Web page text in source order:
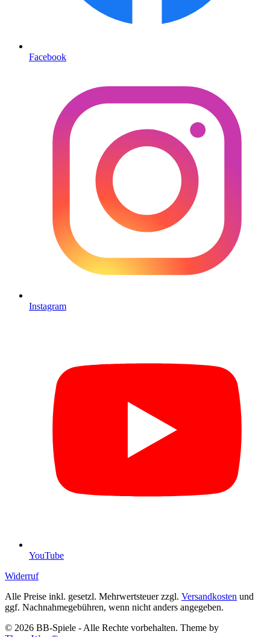
Facebook
Instagram
YouTube
Widerruf
Alle Preise inkl. gesetzl. Mehrwertsteuer zzgl. Versandkosten und
ggf. Nachnahmegebühren, wenn nicht anders angegeben.
© 2026 BB-Spiele - Alle Rechte vorbehalten. Theme by